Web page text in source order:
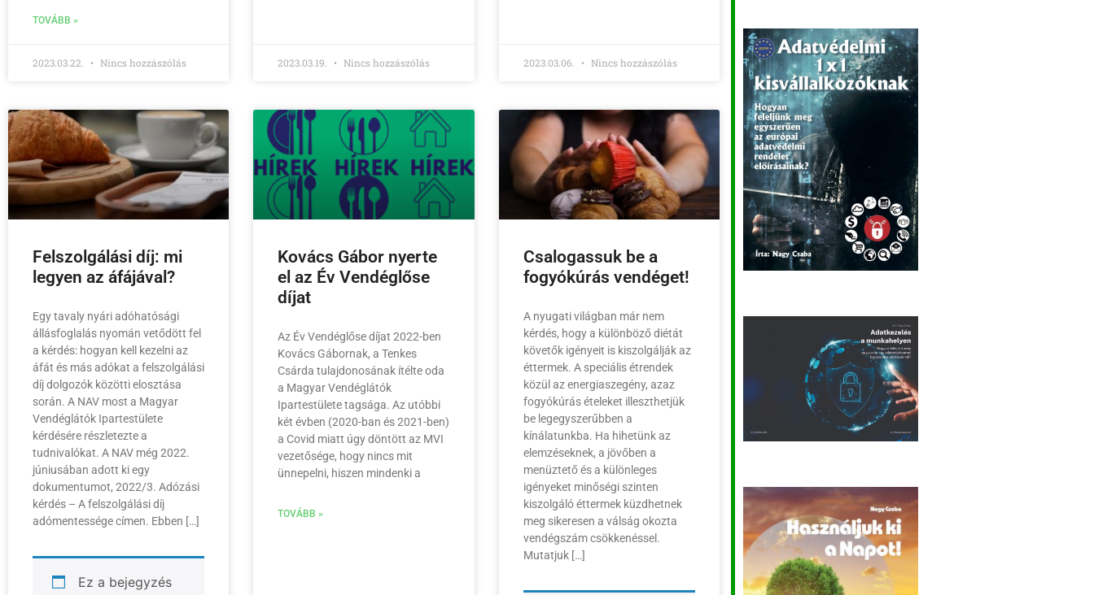
TOVÁBB »
2023.03.22. Nincs hozzászólás 2023.03.19. Nincs hozzászólás 2023.03.06. Nincs hozzászólás
Felszolgálási díj: mi
legyen az áfájával?
Egy tavaly nyári adóhatósági
állásfoglalás nyomán vetődött fel
a kérdés: hogyan kell kezelni az
áfát és más adókat a felszolgálási
díj dolgozók közötti elosztása
során. A NAV most a Magyar
Vendéglátók Ipartestülete
kérdésére részletezte a
tudnivalókat. A NAV még 2022.
júniusában adott ki egy
dokumentumot, 2022/3. Adózási
kérdés – A felszolgálási díj
adómentessége címen. Ebben […]
Ez a bejegyzés
Kovács Gábor nyerte
el az Év Vendéglőse
díjat
Az Év Vendéglőse díjat 2022-ben
Kovács Gábornak, a Tenkes
Csárda tulajdonosának ítélte oda
a Magyar Vendéglátók
Ipartestülete tagsága. Az utóbbi
két évben (2020-ban és 2021-ben)
a Covid miatt úgy döntött az MVI
vezetősége, hogy nincs mit
ünnepelni, hiszen mindenki a
TOVÁBB »
Csalogassuk be a
fogyókúrás vendéget!
A nyugati világban már nem
kérdés, hogy a különböző diétát
követők igényeit is kiszolgálják az
éttermek. A speciális étrendek
közül az energiaszegény, azaz
fogyókúrás ételeket illeszthetjük
be legegyszerűbben a
kínálatunkba. Ha hihetünk az
elemzéseknek, a jövőben a
menüztető és a különleges
igényeket minőségi szinten
kiszolgáló éttermek küzdhetnek
meg sikeresen a válság okozta
vendégszám csökkenéssel.
Mutatjuk […]